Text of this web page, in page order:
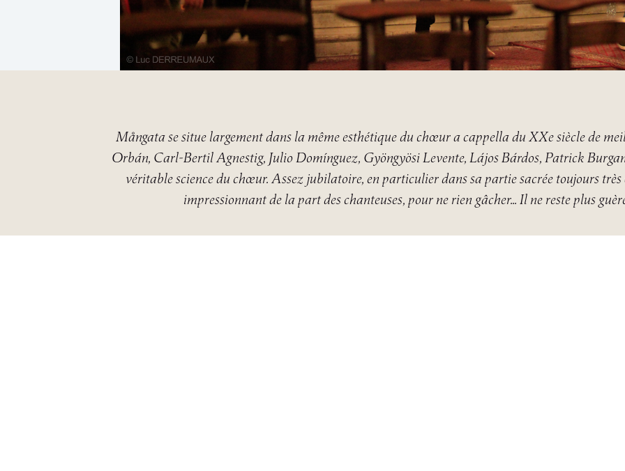
Mångata se situe largement dans la même esthétique du chœur a cappella du XXe siècle de
Orbán, Carl-Bertil Agnestig, Julio Domínguez, Gyöngyösi Levente, Lájos Bárdos, Patrick
véritable science du chœur. Assez jubilatoire, en particulier dans sa partie sacrée toujours très
impressionnant de la part des chanteuses, pour ne rien gâcher... Il ne reste plus